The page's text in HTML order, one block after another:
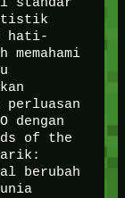
hati-
perluasan
dengan
of the
berubah